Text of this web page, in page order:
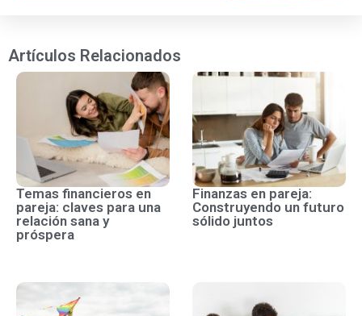
Artículos Relacionados
Temas financieros en
pareja: claves para una
relación sana y
próspera
Finanzas en pareja:
Construyendo un futuro
sólido juntos